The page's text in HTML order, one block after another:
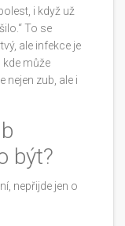
i když už
To se
ale infekce je
kde může
nejen zub, ale i
být?
nepřijde jen o